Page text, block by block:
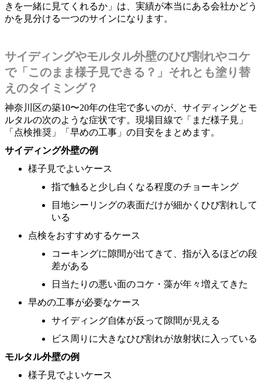
きを一緒に見てくれるか」は、実績が本当にある会社かどう
かを見分ける一つのサインになります。
サイディングやモルタル外壁のひび割れやコケ
で「このまま様子見できる？」それとも塗り替
えのタイミング？
神奈川区の築10〜20年の住宅で多いのが、サイディングとモ
ルタルの次のような症状です。現場目線で「まだ様子見」
「点検推奨」「早めの工事」の目安をまとめます。
サイディング外壁の例
様子見でよいケース
指で触ると少し白くなる程度のチョーキング
目地シーリングの表面だけが細かくひび割れして
いる
点検をおすすめするケース
コーキングに隙間が出てきて、指が入るほどの段
差がある
日当たりの悪い面のコケ・藻が年々増えてきた
早めの工事が必要なケース
サイディング自体が反って隙間が見える
ビス周りに大きなひび割れが放射状に入っている
モルタル外壁の例
様子見でよいケース